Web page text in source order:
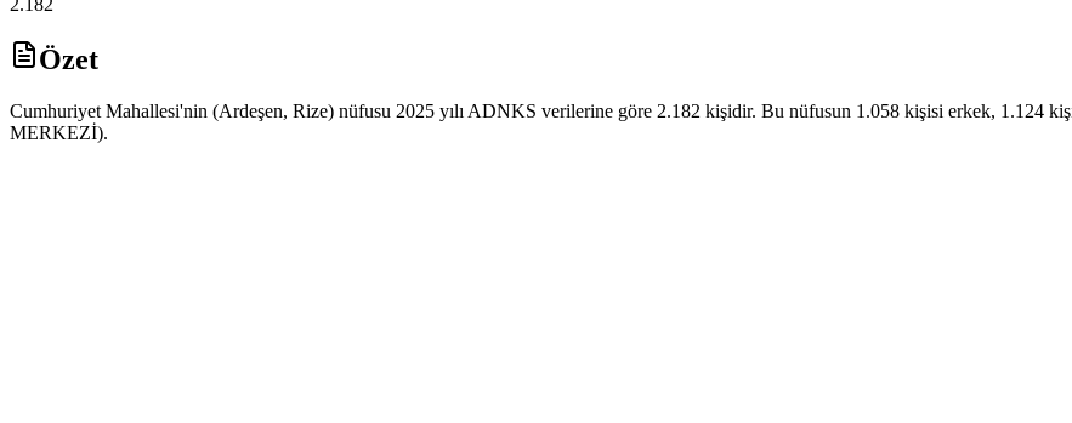
Özet
Cumhuriyet Mahallesi'nin (Ardeşen, Rize) nüfusu 2025 yılı ADNKS verilerine göre 2.182 kişidir. Bu nüfusun 1.058 kişisi erkek, 1.124
MERKEZİ).